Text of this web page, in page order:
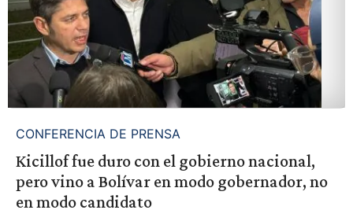
CONFERENCIA DE PRENSA
Kicillof fue duro con el gobierno nacional,
pero vino a Bolívar en modo gobernador, no
en modo candidato